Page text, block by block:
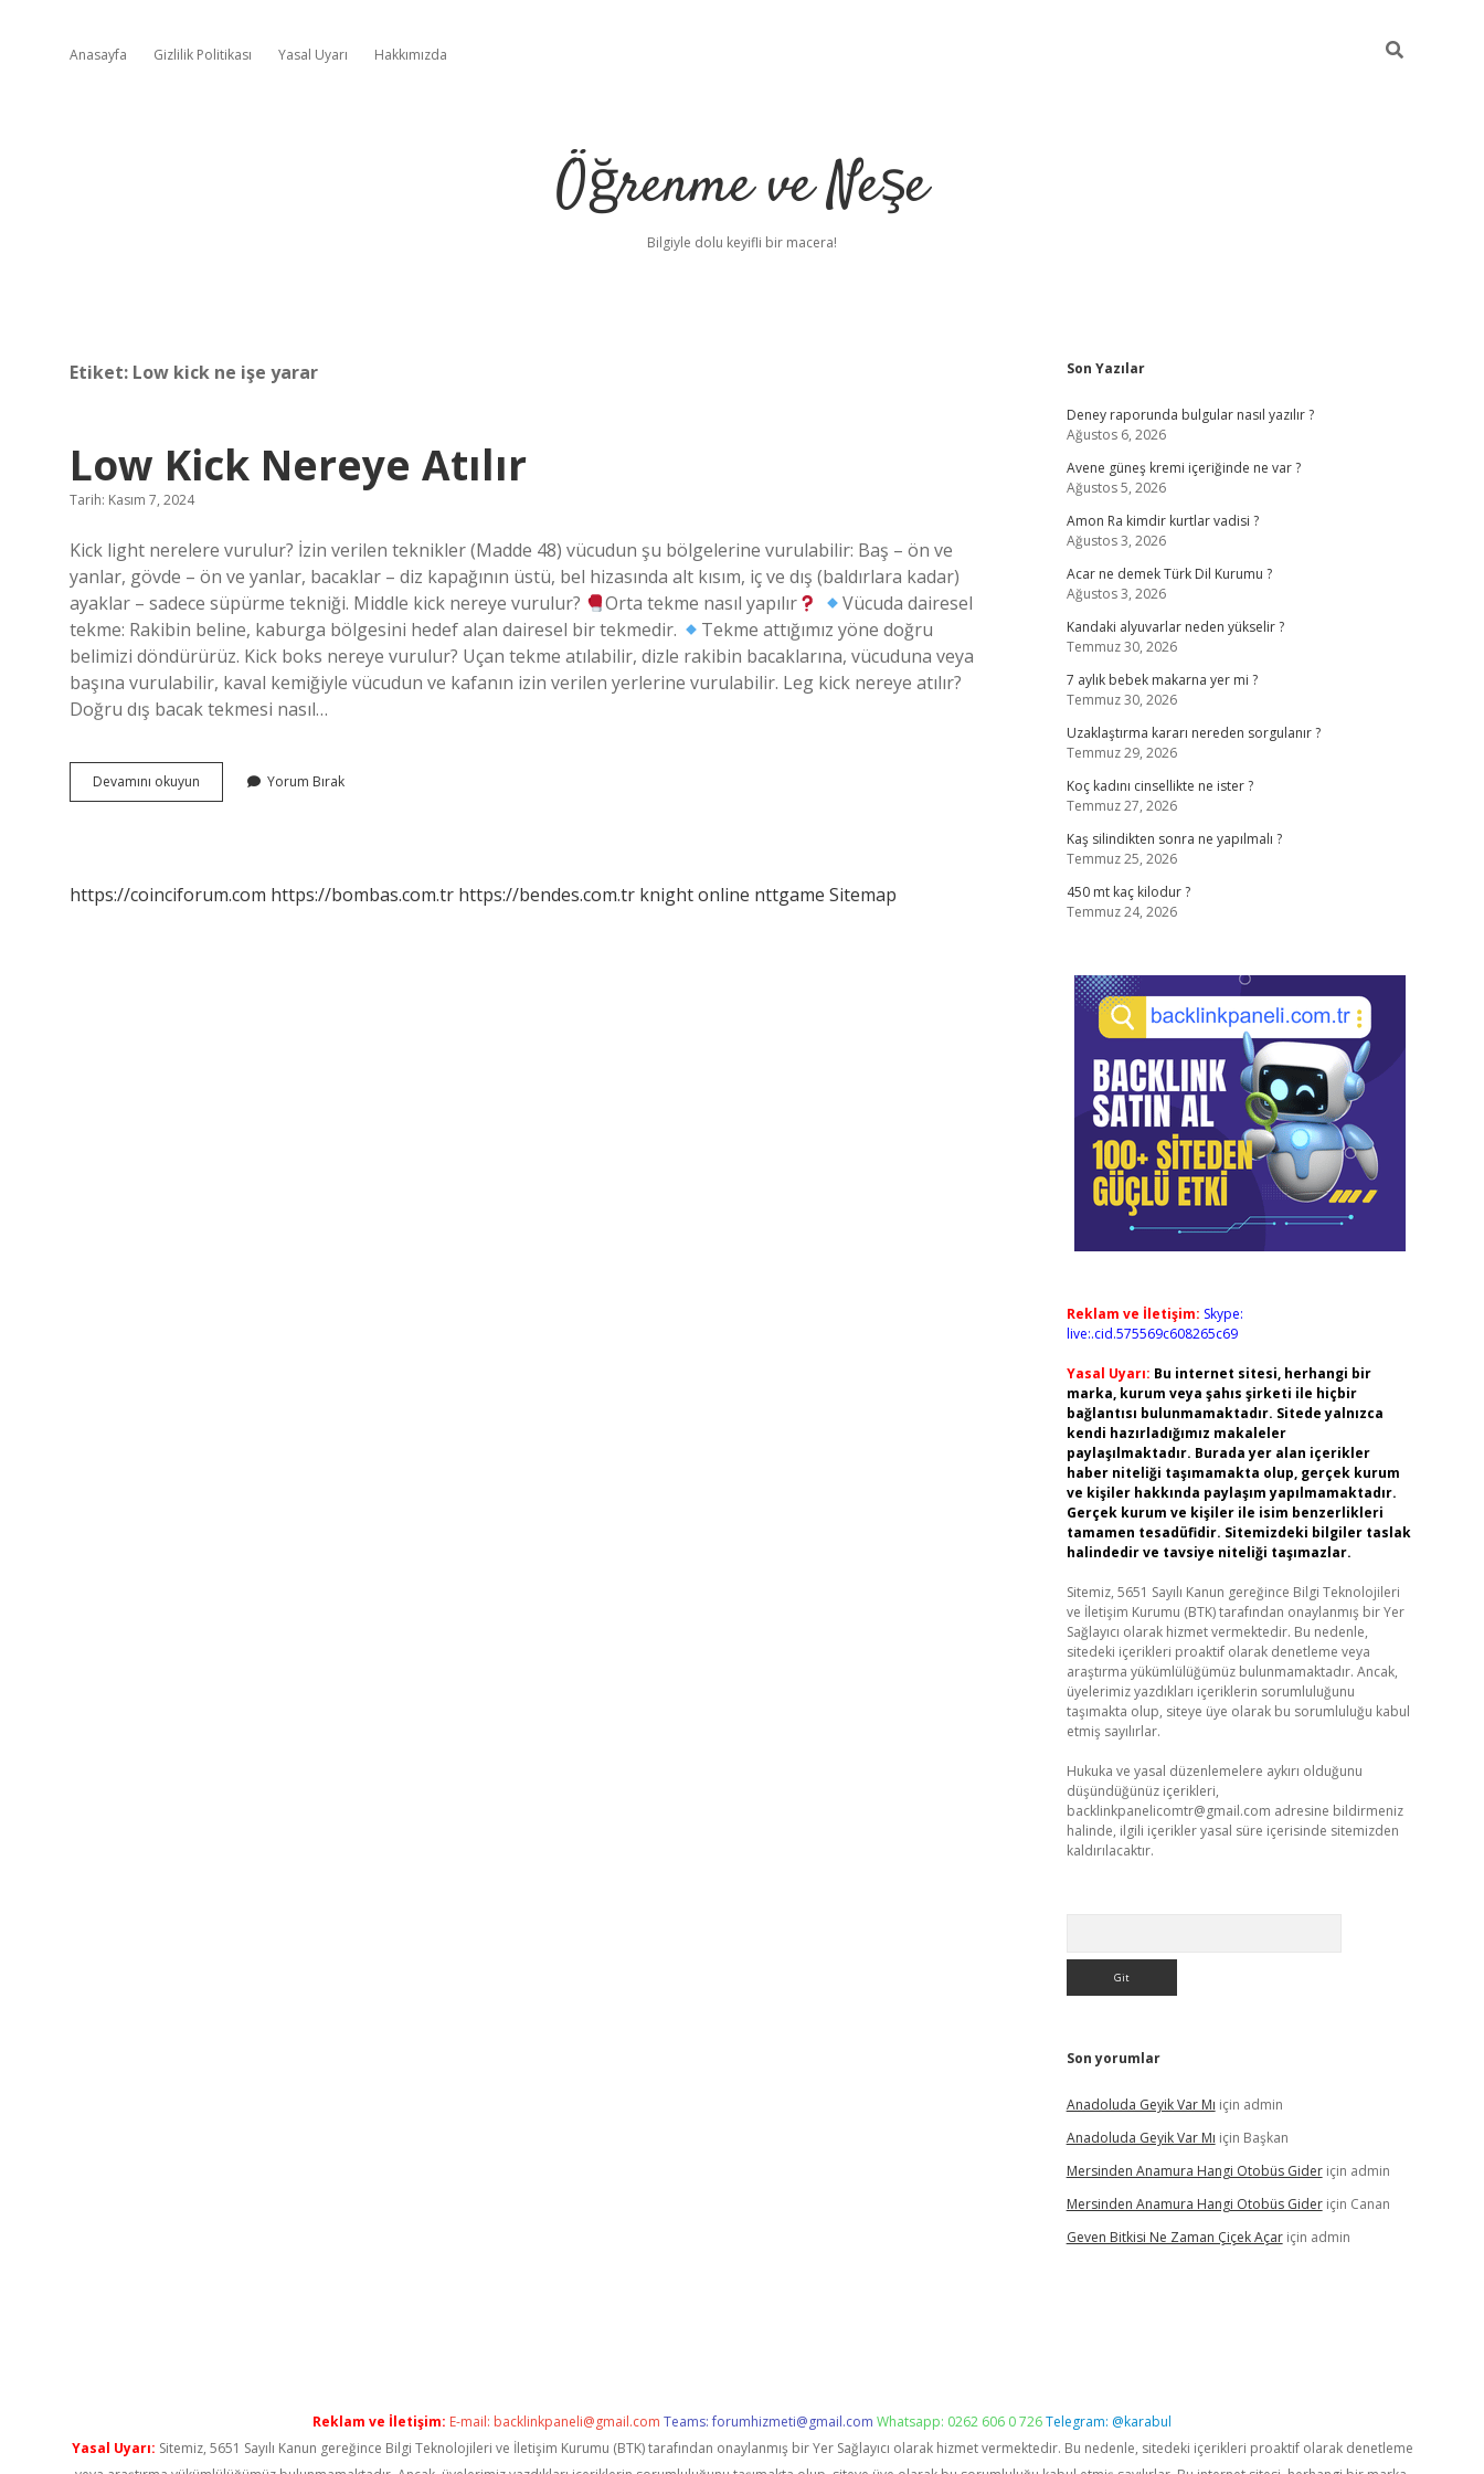
Anasayfa Gizlilik Politikası Yasal Uyarı Hakkımızda
Öğrenme ve Neşe
Bilgiyle dolu keyifli bir macera!
Etiket: Low kick ne işe yarar
Low Kick Nereye Atılır
Tarih: Kasım 7, 2024
Kick light nerelere vurulur? İzin verilen teknikler (Madde 48) vücudun şu bölgelerine vurulabilir: Baş – ön ve
yanlar, gövde – ön ve yanlar, bacaklar – diz kapağının üstü, bel hizasında alt kısım, iç ve dış (baldırlara kadar)
ayaklar – sadece süpürme tekniği. Middle kick nereye vurulur?
Orta tekme nasıl yapılır
Vücuda dairesel
tekme: Rakibin beline, kaburga bölgesini hedef alan dairesel bir tekmedir.
Tekme attığımız yöne doğru
belimizi döndürürüz. Kick boks nereye vurulur? Uçan tekme atılabilir, dizle rakibin bacaklarına, vücuduna veya
başına vurulabilir, kaval kemiğiyle vücudun ve kafanın izin verilen yerlerine vurulabilir. Leg kick nereye atılır?
Doğru dış bacak tekmesi nasıl…
Devamını okuyun
Kick
Yorum Bırak
https://coinciforum.com https://bombas.com.tr https://bendes.com.tr knight online nttgame Sitemap
Sidebar
Son Yazılar
Deney raporunda bulgular nasıl yazılır ?
Ağustos 6, 2026
Avene güneş kremi içeriğinde ne var ?
Ağustos 5, 2026
Amon Ra kimdir kurtlar vadisi ?
Ağustos 3, 2026
Acar ne demek Türk Dil Kurumu ?
Ağustos 3, 2026
Kandaki alyuvarlar neden yükselir ?
Temmuz 30, 2026
7 aylık bebek makarna yer mi ?
Temmuz 30, 2026
Uzaklaştırma kararı nereden sorgulanır ?
Temmuz 29, 2026
Koç kadını cinsellikte ne ister ?
Temmuz 27, 2026
Kaş silindikten sonra ne yapılmalı ?
Temmuz 25, 2026
450 mt kaç kilodur ?
Temmuz 24, 2026
Reklam ve İletişim: Skype:
live:.cid.575569c608265c69
Yasal Uyarı: Bu internet sitesi, herhangi bir
marka, kurum veya şahıs şirketi ile hiçbir
bağlantısı bulunmamaktadır. Sitede yalnızca
kendi hazırladığımız makaleler
paylaşılmaktadır. Burada yer alan içerikler
haber niteliği taşımamakta olup, gerçek kurum
ve kişiler hakkında paylaşım yapılmamaktadır.
Gerçek kurum ve kişiler ile isim benzerlikleri
tamamen tesadüfidir. Sitemizdeki bilgiler taslak
halindedir ve tavsiye niteliği taşımazlar.
Sitemiz, 5651 Sayılı Kanun gereğince Bilgi Teknolojileri
ve İletişim Kurumu (BTK) tarafından onaylanmış bir Yer
Sağlayıcı olarak hizmet vermektedir. Bu nedenle,
sitedeki içerikleri proaktif olarak denetleme veya
araştırma yükümlülüğümüz bulunmamaktadır. Ancak,
üyelerimiz yazdıkları içeriklerin sorumluluğunu
taşımakta olup, siteye üye olarak bu sorumluluğu kabul
etmiş sayılırlar.
Hukuka ve yasal düzenlemelere aykırı olduğunu
düşündüğünüz içerikleri,
backlinkpanelicomtr@gmail.com adresine bildirmeniz
halinde, ilgili içerikler yasal süre içerisinde sitemizden
kaldırılacaktır.
Son yorumlar
Anadoluda Geyik Var Mı için admin
Anadoluda Geyik Var Mı için Başkan
Mersinden Anamura Hangi Otobüs Gideriçin admin
Mersinden Anamura Hangi Otobüs Gideriçin Canan
Geven Bitkisi Ne Zaman Çiçek Açariçin admin
Reklam ve İletişim: E-mail: backlinkpaneli@gmail.com Teams:forumhizmeti@gmail.com Whatsapp: 0262 606 0 726Telegram: @karabul
Yasal Uyarı: Sitemiz, 5651 Sayılı Kanun gereğince Bilgi Teknolojileri ve İletişim Kurumu (BTK) tarafından onaylanmış bir Yer Sağlayıcı olarak hizmet vermektedir. Bu nedenle, sitedeki içerikleri proaktif olarak denetleme